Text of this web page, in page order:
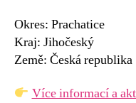
Okres: Prachatice
Kraj: Jihočeský
Země: Česká republika
Více informací a